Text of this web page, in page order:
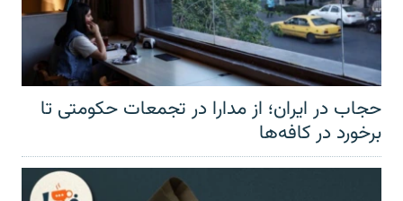
حجاب در ایران؛ از مدارا در تجمعات حکومتی تا
برخورد در کافه‌ها